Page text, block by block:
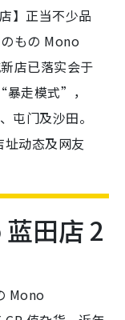
】正当不少品
もの Mono
店已落实会于
走模式”，
屯门及沙田。
动态及网友
田店 2
Mono